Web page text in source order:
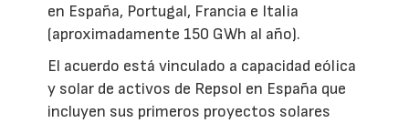
en España, Portugal, Francia e Italia
(aproximadamente 150 GWh al año).
El acuerdo está vinculado a capacidad eólica
y solar de activos de Repsol en España que
incluyen sus primeros proyectos solares